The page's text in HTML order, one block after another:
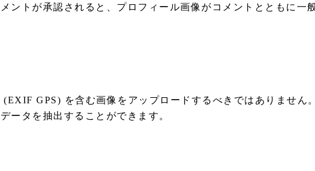
ントが承認されると、プロフィール画像がコメントとともに一
GPS) を含む画像をアップロードするべきではありません
ータを抽出することができます。